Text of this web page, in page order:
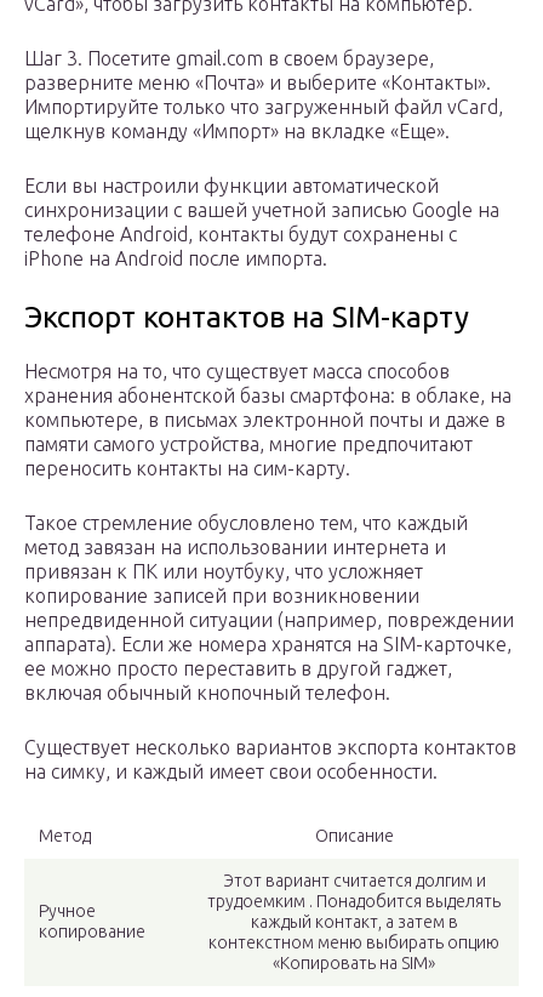
Шаг 3. Посетите gmail.com в своем браузере,
разверните меню «Почта» и выберите «Контакты».
Импортируйте только что загруженный файл vCard,
щелкнув команду «Импорт» на вкладке «Еще».
Если вы настроили функции автоматической
синхронизации с вашей учетной записью Google на
телефоне Android, контакты будут сохранены с
iPhone на Android после импорта.
Экспорт контактов на SIM-карту
Несмотря на то, что существует масса способов
хранения абонентской базы смартфона: в облаке, на
компьютере, в письмах электронной почты и даже в
памяти самого устройства, многие предпочитают
переносить контакты на сим-карту.
Такое стремление обусловлено тем, что каждый
метод завязан на использовании интернета и
привязан к ПК или ноутбуку, что усложняет
копирование записей при возникновении
непредвиденной ситуации (например, повреждении
аппарата). Если же номера хранятся на SIM-карточке,
ее можно просто переставить в другой гаджет,
включая обычный кнопочный телефон.
Существует несколько вариантов экспорта контактов
на симку, и каждый имеет свои особенности.
Метод Описание
Ручное
копирование
Этот вариант считается долгим и
трудоемким . Понадобится выделять
каждый контакт, а затем в
контекстном меню выбирать опцию
«Копировать на SIM»